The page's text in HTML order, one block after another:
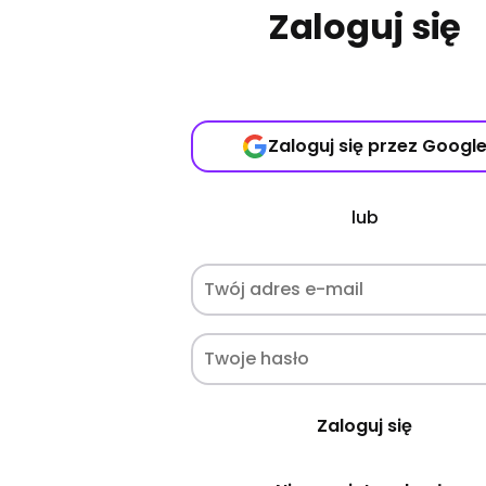
Zaloguj się
Zaloguj się przez Google
lub
Zaloguj się